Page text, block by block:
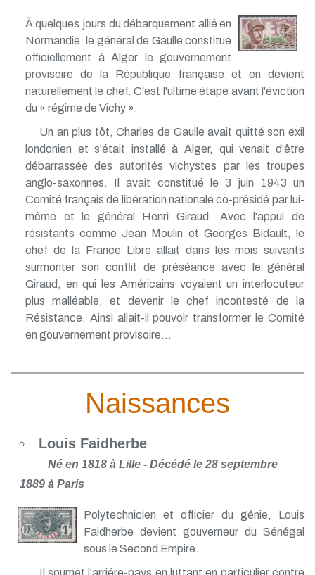
À quelques jours du débarquement allié en
Normandie, le général de Gaulle constitue
officiellement à Alger le gouvernement
provisoire de la République française et en devient
naturellement le chef. C'est l'ultime étape avant l'éviction
du « régime de Vichy ».
Un an plus tôt, Charles de Gaulle avait quitté son exil
londonien et s'était installé à Alger, qui venait d'être
débarrassée des autorités vichystes par les troupes
anglo-saxonnes. Il avait constitué le 3 juin 1943 un
Comité français de libération nationale co-présidé par lui-
même et le général Henri Giraud. Avec l'appui de
résistants comme Jean Moulin et Georges Bidault, le
chef de la France Libre allait dans les mois suivants
surmonter son conflit de préséance avec le général
Giraud, en qui les Américains voyaient un interlocuteur
plus malléable, et devenir le chef incontesté de la
Résistance. Ainsi allait-il pouvoir transformer le Comité
en gouvernement provisoire...
Naissances
Louis Faidherbe
Né en 1818 à Lille - Décédé le 28 septembre
1889 à Paris
Polytechnicien et officier du génie, Louis
Faidherbe devient gouverneur du Sénégal
sous le Second Empire.
Il soumet l'arriére-pays en luttant en particulier contre